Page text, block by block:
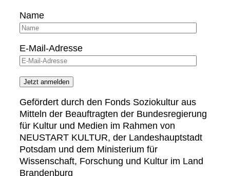
Name
E-Mail-Adresse
Gefördert durch den Fonds Soziokultur aus
Mitteln der Beauftragten der Bundesregierung
für Kultur und Medien im Rahmen von
NEUSTART KULTUR, der Landeshauptstadt
Potsdam und dem Ministerium für
Wissenschaft, Forschung und Kultur im Land
Brandenburg